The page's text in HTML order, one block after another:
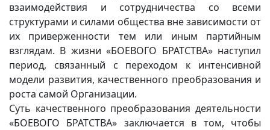
взаимодействия и сотрудничества со всеми
структурами и силами общества вне зависимости от
их приверженности тем или иным партийным
взглядам. В жизни «БОЕВОГО БРАТСТВА» наступил
период, связанный с переходом к интенсивной
модели развития, качественного преобразования и
роста самой Организации.
Суть качественного преобразования деятельности
«БОЕВОГО БРАТСТВА» заключается в том, чтобы